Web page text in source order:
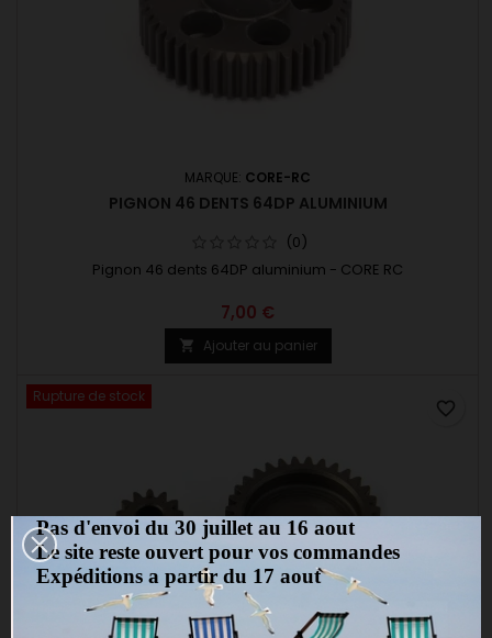
MARQUE: CORE-RC
PIGNON 46 DENTS 64DP ALUMINIUM
(0)
Pignon 46 dents 64DP aluminium - CORE RC
7,00 €
 Ajouter au panier
Rupture de stock
favorite_border
Pas d'envoi du 30 juillet au 16 aout
Le site reste ouvert pour vos commandes
Expéditions a partir du 17 aout